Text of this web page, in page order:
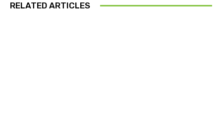
RELATED ARTICLES